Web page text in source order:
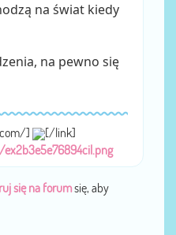
na świat kiedy
na pewno się
]
[/link]
się na forumsię, aby